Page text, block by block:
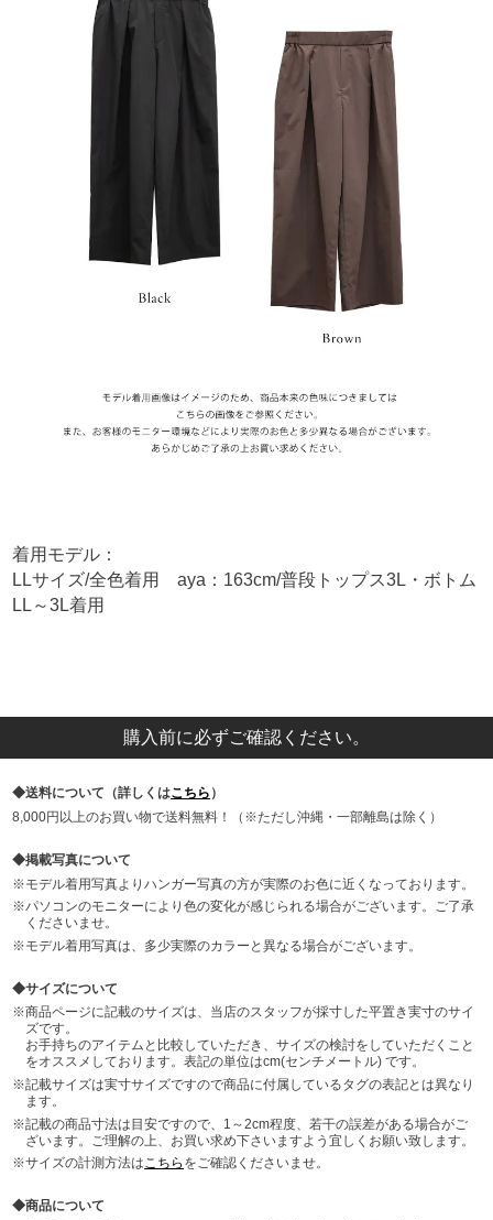
着用モデル：
LLサイズ/全色着用 aya：163cm/普段トップス3L・ボトム
LL～3L着用
購入前に必ずご確認ください。
送料について（詳しくはこちら ）
8,000円以上のお買い物で送料無料！（※ただし沖縄・一部離島は除く）
掲載写真について
モデル着用写真よりハンガー写真の方が実際のお色に近くなっております。
パソコンのモニターにより色の変化が感じられる場合がございます。ご了承
くださいませ。
モデル着用写真は、多少実際のカラーと異なる場合がございます。
サイズについて
商品ページに記載のサイズは、当店のスタッフが採寸した平置き実寸のサイ
ズです。
お手持ちのアイテムと比較していただき、サイズの検討をしていただくこと
をオススメしております。表記の単位はcm(センチメートル) です。
記載サイズは実寸サイズですので商品に付属しているタグの表記とは異なり
ます。
記載の商品寸法は目安ですので、1～2cm程度、若干の誤差がある場合がご
ざいます。ご理解の上、お買い求め下さいますよう宜しくお願い致します。
サイズの計測方法はこちら をご確認くださいませ。
商品について